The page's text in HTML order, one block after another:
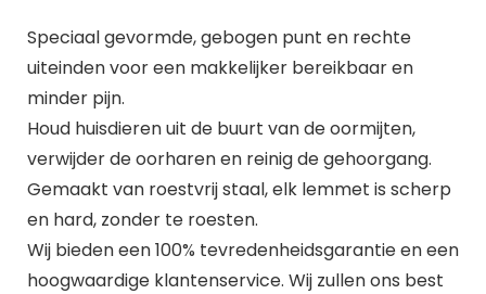
Speciaal gevormde, gebogen punt en rechte
uiteinden voor een makkelijker bereikbaar en
minder pijn.
Houd huisdieren uit de buurt van de oormijten,
verwijder de oorharen en reinig de gehoorgang.
Gemaakt van roestvrij staal, elk lemmet is scherp
en hard, zonder te roesten.
Wij bieden een 100% tevredenheidsgarantie en een
hoogwaardige klantenservice. Wij zullen ons best